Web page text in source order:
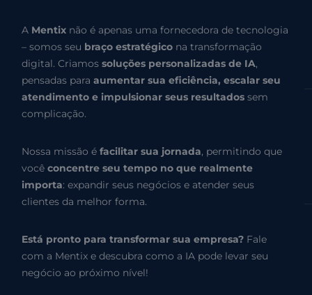
A Mentix não é apenas uma fornecedora de tecnologia
– somos seu braço estratégico na transformação
digital. Criamossoluções personalizadas de IA,
pensadas paraaumentar sua eficiência, escalar seu
atendimento e impulsionar seus resultados sem
complicação.
Nossa missão éfacilitar sua jornada, permitindo que
vocêconcentre seu tempo no que realmente
importa: expandir seus negócios e atender seus
clientes da melhor forma.
Está pronto para transformar sua empresa? Fale
com a Mentix e descubra como a IA pode levar seu
negócio ao próximo nível!